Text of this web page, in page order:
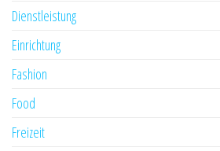
Dienstleistung
Einrichtung
Fashion
Food
Freizeit